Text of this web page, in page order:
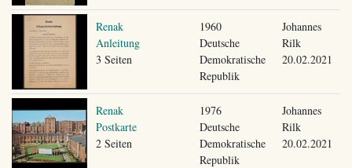
Renak
Anleitung
3 Seiten
1960
Deutsche
Demokratische
Republik
Johannes
Rilk
20.02.2021
Renak
Postkarte
2 Seiten
1976
Deutsche
Demokratische
Republik
Johannes
Rilk
20.02.2021